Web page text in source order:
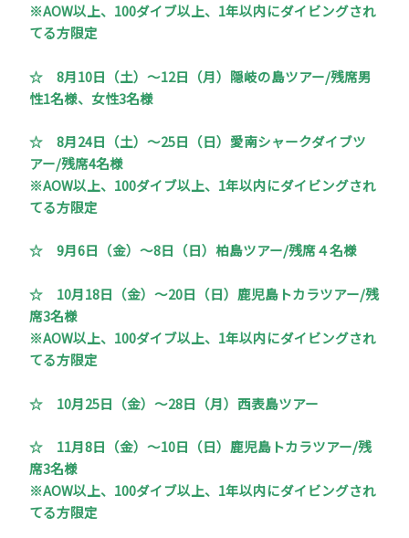
※AOW以上、100ダイブ以上、1年以内にダイビングされ
てる方限定
☆ 8月10日（土）～12日（月）隠岐の島ツアー/残席男
性1名様、女性3名様
☆ 8月24日（土）～25日（日）愛南シャークダイブツ
アー/残席4名様
※AOW以上、100ダイブ以上、1年以内にダイビングされ
てる方限定
☆ 9月6日（金）～8日（日）柏島ツアー/残席４名様
☆ 10月18日（金）～20日（日）鹿児島トカラツアー/残
席3名様
※AOW以上、100ダイブ以上、1年以内にダイビングされ
てる方限定
☆ 10月25日（金）～28日（月）西表島ツアー
☆ 11月8日（金）～10日（日）鹿児島トカラツアー/残
席3名様
※AOW以上、100ダイブ以上、1年以内にダイビングされ
てる方限定